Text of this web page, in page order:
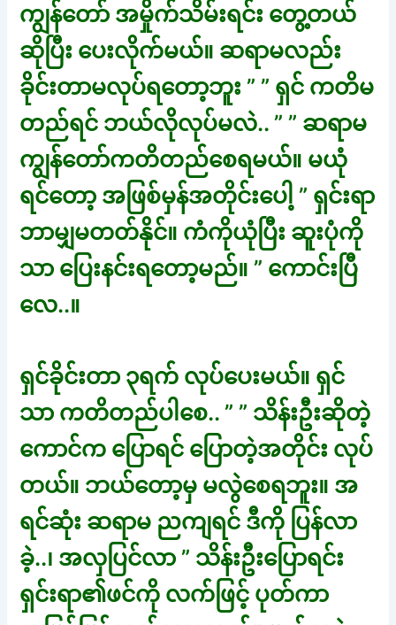
ကျွန်တော် အမှိုက်သိမ်းရင်း တွေ့တယ်
ဆိုပြီး ပေးလိုက်မယ်။ ဆရာမလည်း
ခိုင်းတာမလုပ်ရတော့ဘူး ” ” ရှင် ကတိမ
တည်ရင် ဘယ်လိုလုပ်မလဲ.. ” ” ဆရာမ
ကျွန်တော်ကတိတည်စေရမယ်။ မယုံ
ရင်တော့ အဖြစ်မှန်အတိုင်းပေါ့ ” ရှင်းရာ
ဘာမျှမတတ်နိုင်။ ကံကိုယုံပြီး ဆူးပုံကို
သာ ပြေးနင်းရတော့မည်။ ” ကောင်းပြီ
လေ..။
ရှင်ခိုင်းတာ ၃ရက် လုပ်ပေးမယ်။ ရှင်
သာ ကတိတည်ပါစေ.. ” ” သိန်းဦးဆိုတဲ့
ကောင်က ပြောရင် ပြောတဲ့အတိုင်း လုပ်
တယ်။ ဘယ်တော့မှ မလွဲစေရဘူး။ အ
ရင်ဆုံး ဆရာမ ညကျရင် ဒီကို ပြန်လာ
ခဲ့..၊ အလှပြင်လာ ” သိန်းဦးပြောရင်း
ရှင်းရာ၏ဖင်ကို လက်ဖြင့် ပုတ်ကာ